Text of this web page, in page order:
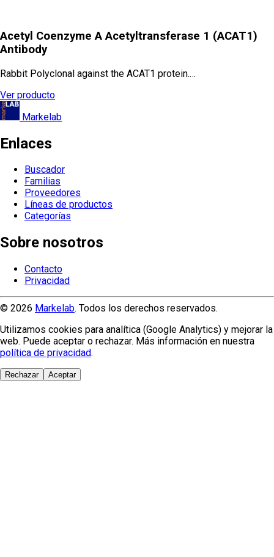
Acetyl Coenzyme A Acetyltransferase 1 (ACAT1)
Antibody
Rabbit Polyclonal against the ACAT1 protein.…
Ver producto
Markelab
Enlaces
Buscador
Familias
Proveedores
Líneas de productos
Categorías
Sobre nosotros
Contacto
Privacidad
© 2026 Markelab. Todos los derechos reservados.
Utilizamos cookies para analítica (Google Analytics) y mejorar la
web. Puede aceptar o rechazar. Más información en nuestra
política de privacidad.
Rechazar Aceptar